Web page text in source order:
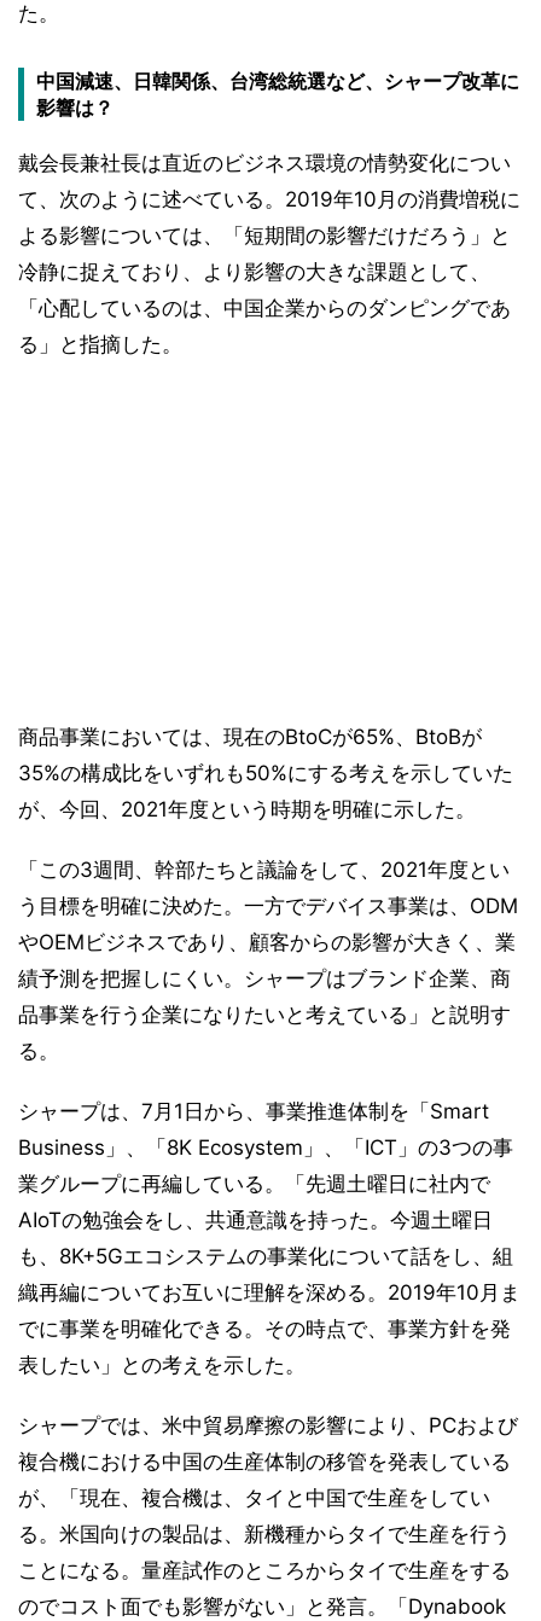
た。
中国減速、日韓関係、台湾総統選など、シャープ改革に
影響は？
戴会長兼社長は直近のビジネス環境の情勢変化につい
て、次のように述べている。2019年10月の消費増税に
よる影響については、「短期間の影響だけだろう」と
冷静に捉えており、より影響の大きな課題として、
「心配しているのは、中国企業からのダンピングであ
る」と指摘した。
商品事業においては、現在のBtoCが65%、BtoBが
35%の構成比をいずれも50%にする考えを示していた
が、今回、2021年度という時期を明確に示した。
「この3週間、幹部たちと議論をして、2021年度とい
う目標を明確に決めた。一方でデバイス事業は、ODM
やOEMビジネスであり、顧客からの影響が大きく、業
績予測を把握しにくい。シャープはブランド企業、商
品事業を行う企業になりたいと考えている」と説明す
る。
シャープは、7月1日から、事業推進体制を「Smart
Business」、「8K Ecosystem」、「ICT」の3つの事
業グループに再編している。「先週土曜日に社内で
AIoTの勉強会をし、共通意識を持った。今週土曜日
も、8K+5Gエコシステムの事業化について話をし、組
織再編についてお互いに理解を深める。2019年10月ま
でに事業を明確化できる。その時点で、事業方針を発
表したい」との考えを示した。
シャープでは、米中貿易摩擦の影響により、PCおよび
複合機における中国の生産体制の移管を発表している
が、「現在、複合機は、タイと中国で生産をしてい
る。米国向けの製品は、新機種からタイで生産を行う
ことになる。量産試作のところからタイで生産をする
のでコスト面でも影響がない」と発言。「Dynabook